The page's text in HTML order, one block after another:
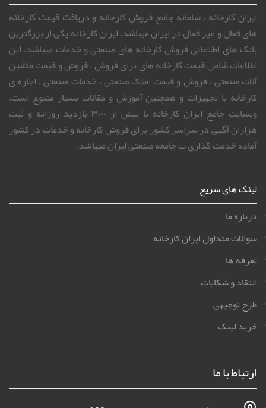
ایران کارخانه ، سامانه جامع فروش کارخانه و دریافت قیمت کارخانه
های فعال و غیر فعال در ایران میباشد. ایران کارخانه یکی از بزرگترین
بانک های اطلاعاتی فروش کارخانه های صنعتی و خدمات میباشد. این
اطلاعات شامل قیمت کارخانه های برای فروش ، فروش و قیمت ماشین
آلات صنعتی ، فروش و قیمت املاک صنعتی ، خدمات صنعتی ، اجاره ی
کارخانه یا تجهیزات و همچنین آموزش و مقالات بسیار متنوع است.
وبسایت جامع ایران کارخانه با بیش از ۳۰۰۰ بازدید روزانه و ثبت
هزاران آگهی در سراسر کشور برای فروش کارخانه و خدمات در کشور
آماده خدمت گذاری ب جامعه صنعتی ایران میباشد.
لینک های سریع
درباره ما
سوالات متداول ایران کارخانه
تعرفه ها
انتقاد و شکایات
طرح توجیهی
خرید لینک
ارتباط با ما